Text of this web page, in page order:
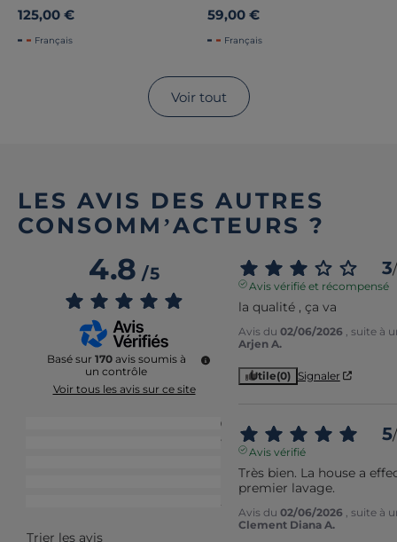
125,00 €
Français
59,00 €
Français
Voir tout
LES AVIS DES AUTRES
CONSOMM’ACTEURS ?
4.8/5
Basé sur 170 avis soumis à
un contrôle
Voir tous les avis sur ce site
149
17
2
Trier les avis
3/
Avis vérifié et récompensé
la qualité , ça va
Avis du 02/06/2026
, suite à
Arjen A.
Utile(0) Signaler
5/
Avis vérifié
Très bien. La house a
premier lavage.
Avis du 02/06/2026
, suite à
Clement Diana A.